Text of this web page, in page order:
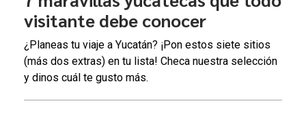
visitante debe conocer
¿Planeas tu viaje a Yucatán? ¡Pon estos siete sitios
(más dos extras) en tu lista! Checa nuestra selección
y dinos cuál te gusto más.